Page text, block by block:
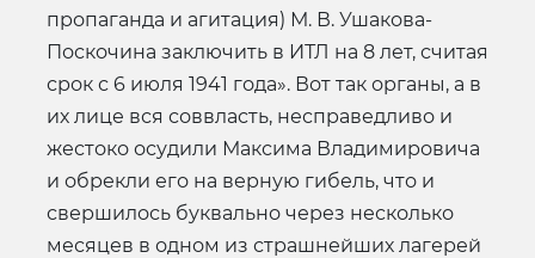
пропаганда и агитация) М. В. Ушакова-
Поскочина заключить в ИТЛ на 8 лет, считая
срок с 6 июля 1941 года». Вот так органы, а в
их лице вся соввласть, несправедливо и
жестоко осудили Максима Владимировича
и обрекли его на верную гибель, что и
свершилось буквально через несколько
месяцев в одном из страшнейших лагерей